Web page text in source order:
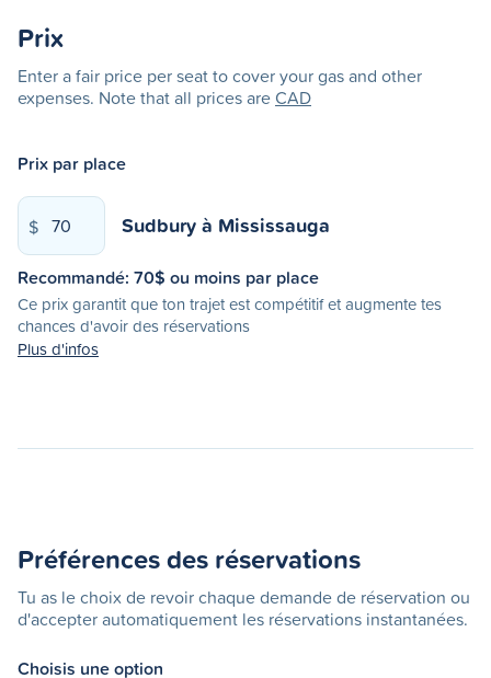
Prix
Enter a fair price per seat to cover your gas and other
expenses. Note that all prices areCAD
Prix par place
$ Sudburyà Mississauga
Recommandé: 70$ ou moins par place
Ce prix garantit que ton trajet est compétitif et augmente tes
chances d'avoir des réservations
Plus d'infos
Préférences des réservations
Tu as le choix de revoir chaque demande de réservation ou
d'accepter automatiquement les réservations instantanées.
Choisis une option